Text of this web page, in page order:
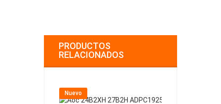
PRODUCTOS
RELACIONADOS
Nuevo